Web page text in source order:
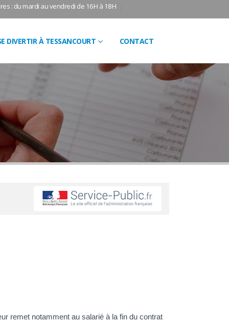
: du mardi au vendredi de 16H à 18H
DIVERTIR À TESSANCOURT CONTACT
remet notamment au salarié à la fin du contrat